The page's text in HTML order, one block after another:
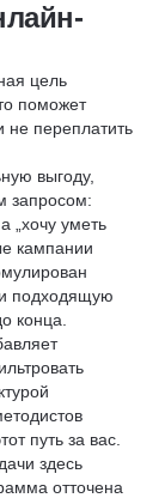
цель
поможет
переплатить
выгоду,
запросом:
„хочу уметь
кампании
подходящую
конца.
путь за вас.
здесь
отточена